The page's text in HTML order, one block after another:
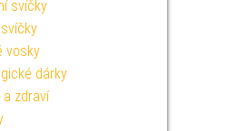
svíčky
vosky
dárky
zdraví